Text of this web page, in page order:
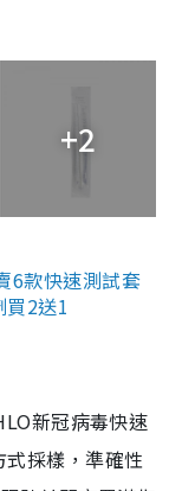
+2
6款快速測試套
2送1
新冠病毒快速
採樣，準確性